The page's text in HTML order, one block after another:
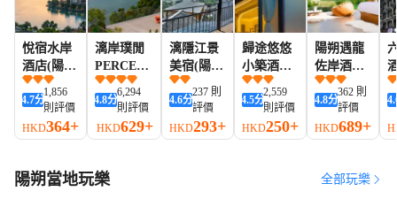
悅宿水岸
酒店(陽朔
西街店)
4.7分
1,856
則評價
HKD364+
漓岸璞閒
PERCENT
HOTEL文
旅酒店(陽
朔西街灕
江店)
4.8分
6,294
則評價
HKD629+
漓隱江景
美宿(陽朔
興坪古鎮
二十元背
景風景區
店)
4.6分
237 則
評價
HKD293+
歸途悠悠
小築酒店
(陽朔西街
店)
4.5分
2,559
則評價
HKD250+
陽朔遇龍
佐岸酒店
(遇龍河十
里畫廊店)
4.8分
362 則
評價
HKD689+
陽朔當地玩樂 全部玩樂